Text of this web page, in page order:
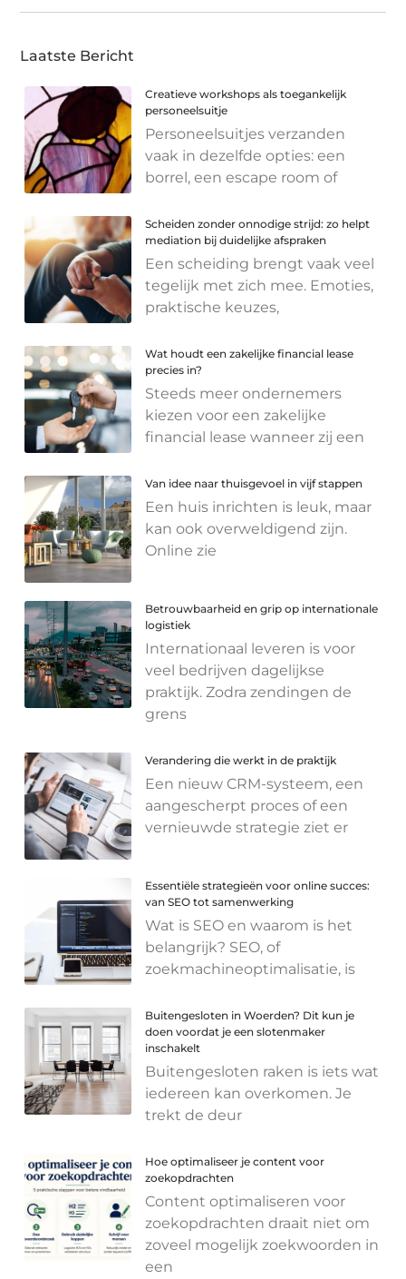
Laatste Bericht
Creatieve workshops als toegankelijk
personeelsuitje
Personeelsuitjes verzanden
vaak in dezelfde opties: een
borrel, een escape room of
Scheiden zonder onnodige strijd: zo helpt
mediation bij duidelijke afspraken
Een scheiding brengt vaak veel
tegelijk met zich mee. Emoties,
praktische keuzes,
Wat houdt een zakelijke financial lease
precies in?
Steeds meer ondernemers
kiezen voor een zakelijke
financial lease wanneer zij een
Van idee naar thuisgevoel in vijf stappen
Een huis inrichten is leuk, maar
kan ook overweldigend zijn.
Online zie
Betrouwbaarheid en grip op internationale
logistiek
Internationaal leveren is voor
veel bedrijven dagelijkse
praktijk. Zodra zendingen de
grens
Verandering die werkt in de praktijk
Een nieuw CRM-systeem, een
aangescherpt proces of een
vernieuwde strategie ziet er
Essentiële strategieën voor online succes:
van SEO tot samenwerking
Wat is SEO en waarom is het
belangrijk? SEO, of
zoekmachineoptimalisatie, is
Buitengesloten in Woerden? Dit kun je
doen voordat je een slotenmaker
inschakelt
Buitengesloten raken is iets wat
iedereen kan overkomen. Je
trekt de deur
Hoe optimaliseer je content voor
zoekopdrachten
Content optimaliseren voor
zoekopdrachten draait niet om
zoveel mogelijk zoekwoorden in
een